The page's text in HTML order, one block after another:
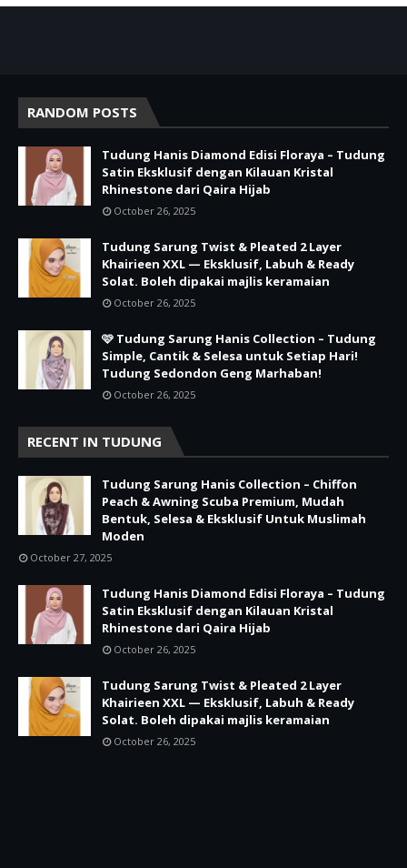
RANDOM POSTS
Tudung Hanis Diamond Edisi Floraya – Tudung
Satin Eksklusif dengan Kilauan Kristal
Rhinestone dari Qaira Hijab
October 26, 2025
Tudung Sarung Twist & Pleated 2 Layer
Khairieen XXL — Eksklusif, Labuh & Ready
Solat. Boleh dipakai majlis keramaian
October 26, 2025
🩷 Tudung Sarung Hanis Collection – Tudung
Simple, Cantik & Selesa untuk Setiap Hari!
Tudung Sedondon Geng Marhaban!
October 26, 2025
RECENT IN TUDUNG
Tudung Sarung Hanis Collection – Chiffon
Peach & Awning Scuba Premium, Mudah
Bentuk, Selesa & Eksklusif Untuk Muslimah
Moden
October 27, 2025
Tudung Hanis Diamond Edisi Floraya – Tudung
Satin Eksklusif dengan Kilauan Kristal
Rhinestone dari Qaira Hijab
October 26, 2025
Tudung Sarung Twist & Pleated 2 Layer
Khairieen XXL — Eksklusif, Labuh & Ready
Solat. Boleh dipakai majlis keramaian
October 26, 2025